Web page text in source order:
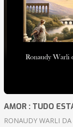
AMOR : TUDO
RONAUDY WARLI DA